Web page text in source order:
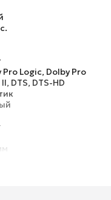
Pro Logic, Dolby Pro
DTS, DTS-HD